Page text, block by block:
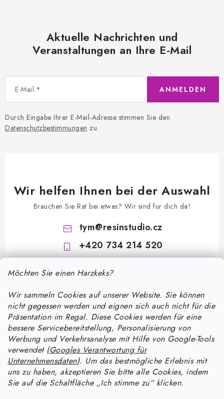
Möchten Sie einen Harzkeks?
Wir sammeln Cookies auf unserer Website. Sie können
nicht gegessen werden und eignen sich auch nicht für die
Präsentation im Regal. Diese Cookies werden für eine
bessere Servicebereitstellung, Personalisierung von
Werbung und Verkehrsanalyse mit Hilfe von Google-Tools
verwendet (Googles Verantwortung für
Unternehmensdaten). Um das bestmögliche Erlebnis mit
uns zu haben, akzeptieren Sie bitte alle Cookies, indem
Sie auf die Schaltfläche „Ich stimme zu“ klicken.
Aktuelle Nachrichten und
Veranstaltungen an Ihre E-Mail
E-Mail
Durch Eingabe Ihrer E-Mail-Adresse stimmen Sie den
Datenschutzbestimmungen zu.
ANMELDEN
Wir helfen Ihnen bei der Auswahl
Brauchen Sie Rat bei etwas? Wir sind für dich da!
tym@resinstudio.cz
+420 734 214 520
Informace pro vás